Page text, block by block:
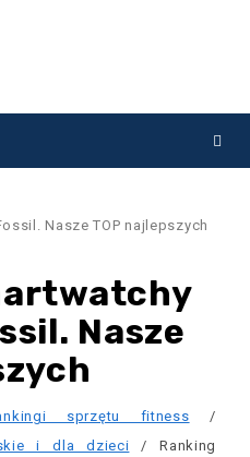
Nasze TOP najlepszych
Nasze
sprzętu fitness /
i dla dzieci / Ranking